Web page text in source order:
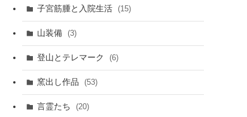
子宮筋腫と入院生活 (15)
山装備 (3)
登山とテレマーク (6)
窯出し作品 (53)
言霊たち (20)